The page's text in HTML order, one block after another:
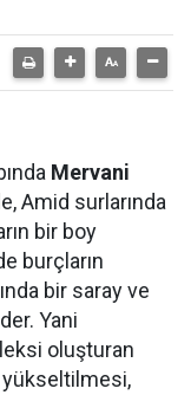
Mervani
Amid surlarında
bir boy
burçların
bir saray ve
Yani
oluşturan
yükseltilmesi,